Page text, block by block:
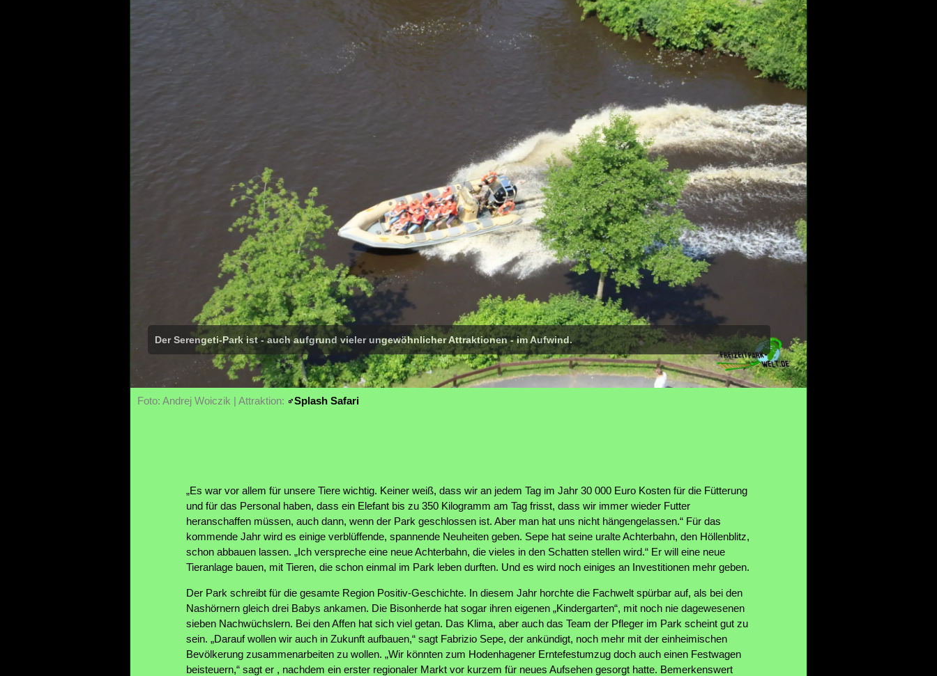
Foto: Andrej Woiczik | Attraktion: Splash Safari
Der Serengeti-Park ist - auch aufgrund vieler ungewöhnlicher Attraktionen - im Aufwind.
„Es war vor allem für unsere Tiere wichtig. Keiner weiß, dass wir an jedem Tag im Jahr 30 000 Euro Kosten für die Fütterung
und für das Personal haben, dass ein Elefant bis zu 350 Kilogramm am Tag frisst, dass wir immer wieder Futter
heranschaffen müssen, auch dann, wenn der Park geschlossen ist. Aber man hat uns nicht hängengelassen.“ Für das
kommende Jahr wird es einige verblüffende, spannende Neuheiten geben. Sepe hat seine uralte Achterbahn, den Höllenblitz,
schon abbauen lassen. „Ich verspreche eine neue Achterbahn, die vieles in den Schatten stellen wird.“ Er will eine neue
Tieranlage bauen, mit Tieren, die schon einmal im Park leben durften. Und es wird noch einiges an Investitionen mehr geben.
Der Park schreibt für die gesamte Region Positiv-Geschichte. In diesem Jahr horchte die Fachwelt spürbar auf, als bei den
Nashörnern gleich drei Babys ankamen. Die Bisonherde hat sogar ihren eigenen „Kindergarten“, mit noch nie dagewesenen
sieben Nachwüchslern. Bei den Affen hat sich viel getan. Das Klima, aber auch das Team der Pfleger im Park scheint gut zu
sein. „Darauf wollen wir auch in Zukunft aufbauen,“ sagt Fabrizio Sepe, der ankündigt, noch mehr mit der einheimischen
Bevölkerung zusammenarbeiten zu wollen. „Wir könnten zum Hodenhagener Erntefestumzug doch auch einen Festwagen
beisteuern,“ sagt er , nachdem ein erster regionaler Markt vor kurzem für neues Aufsehen gesorgt hatte. Bemerkenswert